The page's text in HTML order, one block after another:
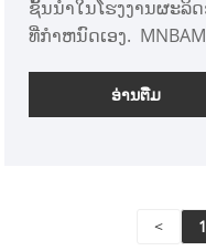
ຊັ້ນນໍາໃນໂຮງງານຜະລິ
ທີ່ກໍາຫນົດເອງ.
ຢ່າງພິຖີພິຖັນໃນໂຮງງາ
ຄວາມຕ້ອງການທີ່ເປັນ
ພື້ນທີ່ຂອງທ່ານ. ເລືອກ
ອ່ານ​ຕື່ມ
< 1